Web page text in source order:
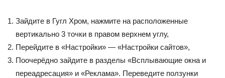
Зайдите в Гугл Хром, нажмите на расположенные
вертикально 3 точки в правом верхнем углу,
Перейдите в «Настройки» — «Настройки сайтов»,
Поочерёдно зайдите в разделы «Всплывающие окна и
переадресация» и «Реклама». Переведите ползунки